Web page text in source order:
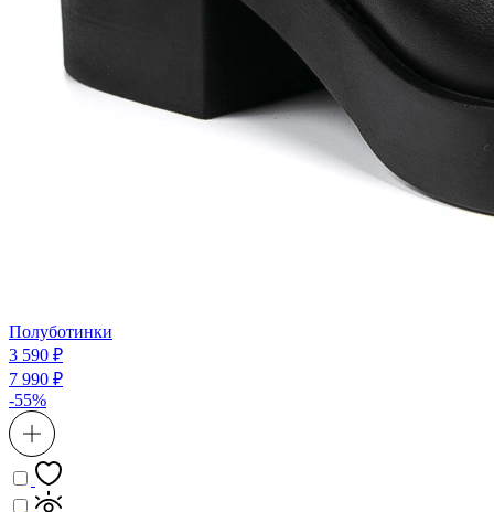
Полуботинки
3 590 ₽
7 990 ₽
-55%